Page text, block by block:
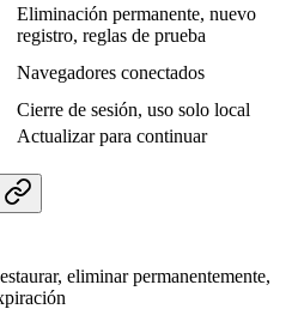
Eliminación permanente, nuevo
registro, reglas de prueba
Navegadores conectados
Cierre de sesión, uso solo local
Actualizar para continuar
eliminar permanentemente,